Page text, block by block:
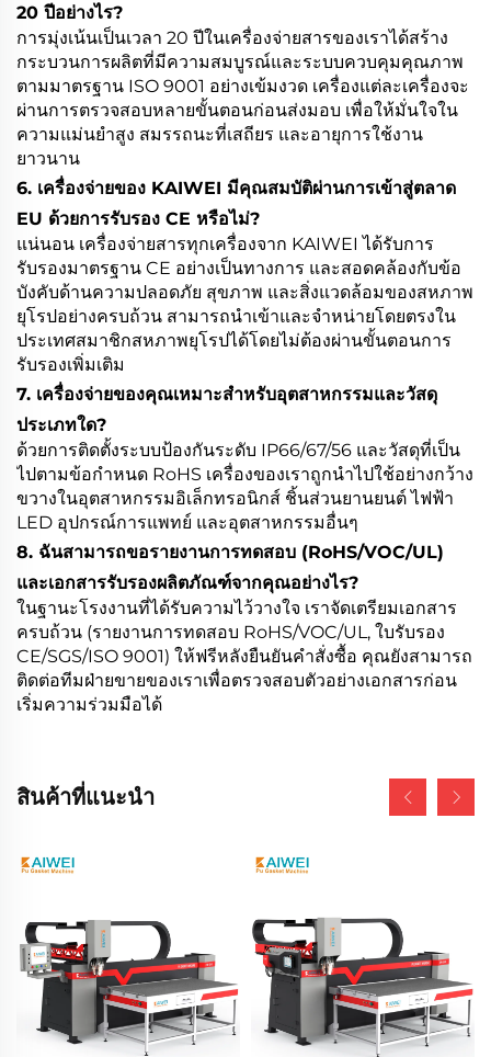
20 ปีอย่างไร?
การมุ่งเน้นเป็นเวลา 20 ปีในเครื่องจ่ายสารของเราได้สร้าง
กระบวนการผลิตที่มีความสมบูรณ์และระบบควบคุมคุณภาพ
ตามมาตรฐาน ISO 9001 อย่างเข้มงวด เครื่องแต่ละเครื่องจะ
ผ่านการตรวจสอบหลายขั้นตอนก่อนส่งมอบ เพื่อให้มั่นใจใน
ความแม่นยำสูง สมรรถนะที่เสถียร และอายุการใช้งาน
ยาวนาน
6. เครื่องจ่ายของ KAIWEI มีคุณสมบัติผ่านการเข้าสู่ตลาด
EU ด้วยการรับรอง CE หรือไม่?
แน่นอน เครื่องจ่ายสารทุกเครื่องจาก KAIWEI ได้รับการ
รับรองมาตรฐาน CE อย่างเป็นทางการ และสอดคล้องกับข้อ
บังคับด้านความปลอดภัย สุขภาพ และสิ่งแวดล้อมของสหภาพ
ยุโรปอย่างครบถ้วน สามารถนำเข้าและจำหน่ายโดยตรงใน
ประเทศสมาชิกสหภาพยุโรปได้โดยไม่ต้องผ่านขั้นตอนการ
รับรองเพิ่มเติม
7. เครื่องจ่ายของคุณเหมาะสำหรับอุตสาหกรรมและวัสดุ
ประเภทใด?
ด้วยการติดตั้งระบบป้องกันระดับ IP66/67/56 และวัสดุที่เป็น
ไปตามข้อกำหนด RoHS เครื่องของเราถูกนำไปใช้อย่างกว้าง
ขวางในอุตสาหกรรมอิเล็กทรอนิกส์ ชิ้นส่วนยานยนต์ ไฟฟ้า
LED อุปกรณ์การแพทย์ และอุตสาหกรรมอื่นๆ
8. ฉันสามารถขอรายงานการทดสอบ (RoHS/VOC/UL)
และเอกสารรับรองผลิตภัณฑ์จากคุณอย่างไร?
ในฐานะโรงงานที่ได้รับความไว้วางใจ เราจัดเตรียมเอกสาร
ครบถ้วน (รายงานการทดสอบ RoHS/VOC/UL, ใบรับรอง
CE/SGS/ISO 9001) ให้ฟรีหลังยืนยันคำสั่งซื้อ คุณยังสามารถ
ติดต่อทีมฝ่ายขายของเราเพื่อตรวจสอบตัวอย่างเอกสารก่อน
เริ่มความร่วมมือได้
สินค้าที่แนะนำ